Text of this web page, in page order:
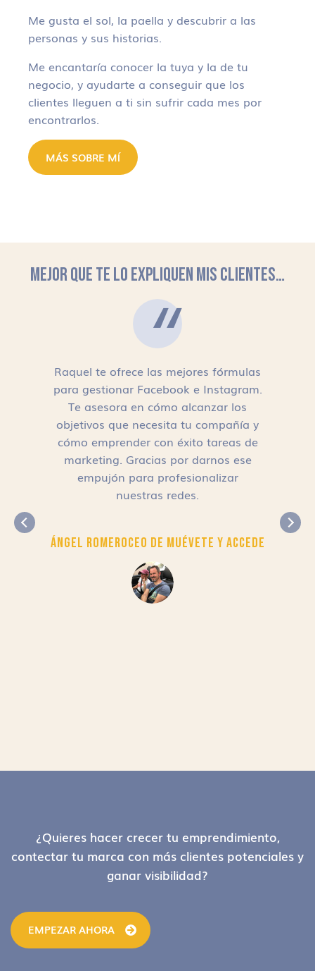
Me gusta el sol, la paella y descubrir a las
personas y sus historias.
Me encantaría conocer la tuya y la de tu
negocio, y ayudarte a conseguir que los
clientes lleguen a ti sin sufrir cada mes por
encontrarlos.
MÁS SOBRE MÍ
MEJOR QUE TE LO EXPLIQUEN MIS CLIENTES…
Raquel te ofrece las mejores fórmulas
para gestionar Facebook e Instagram.
Te asesora en cómo alcanzar los
objetivos que necesita tu compañía y
cómo emprender con éxito tareas de
marketing. Gracias por darnos ese
empujón para profesionalizar
nuestras redes.
Ángel RomeroCEO de Muévete y Accede
Footer¿Quieres hacer crecer tu emprendimiento,
contectar tu marca con más clientes potenciales y
ganar visibilidad?
EMPEZAR AHORA